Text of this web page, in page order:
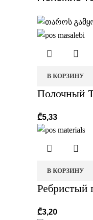
В КОРЗИНУ
Полочный
₾5,33
В КОРЗИНУ
Ребристый
₾3,20